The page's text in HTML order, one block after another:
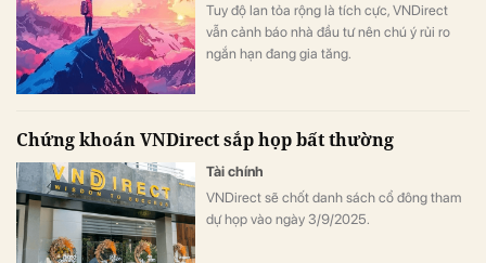
Tuy độ lan tỏa rộng là tích cực, VNDirect
vẫn cảnh báo nhà đầu tư nên chú ý rủi ro
ngắn hạn đang gia tăng.
Chứng khoán VNDirect sắp họp bất thường
Tài chính
VNDirect sẽ chốt danh sách cổ đông tham
dự họp vào ngày 3/9/2025.